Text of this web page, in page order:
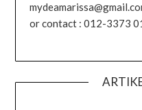
or contact : 012-3373